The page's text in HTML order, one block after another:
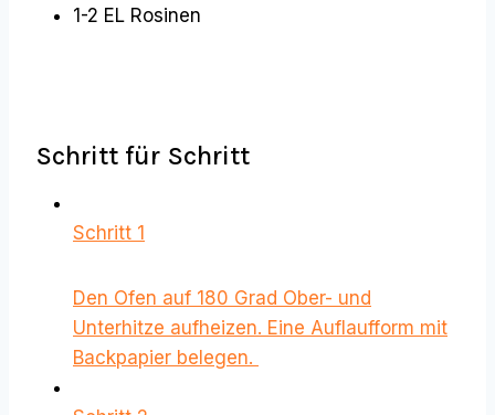
1-2 EL Rosinen
Schritt für Schritt
Schritt 1
Den Ofen auf 180 Grad Ober- und
Unterhitze aufheizen. Eine Auflaufform mit
Backpapier belegen.